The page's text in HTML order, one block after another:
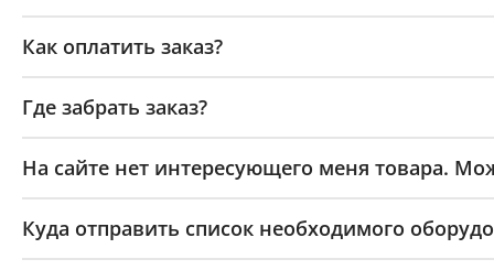
Как оплатить заказ?
Где забрать заказ?
На сайте нет интересующего меня товара.
Куда отправить список необходимого